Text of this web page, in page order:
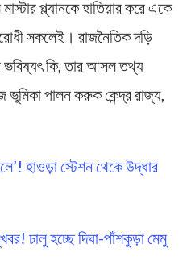
প্ল্যানকে হাতিয়ার করে একে
সকলেই। রাজনৈতিক দড়ি
ভবিষ্যৎ কি, তার আসল তথ্য
ভূমিকা পালন করুক কেন্দ্র রাজ্য,
হাওড়া স্টেশন থেকে উদ্ধার
চালু হচ্ছে দিঘা-পাঁশকুড়া মেমু